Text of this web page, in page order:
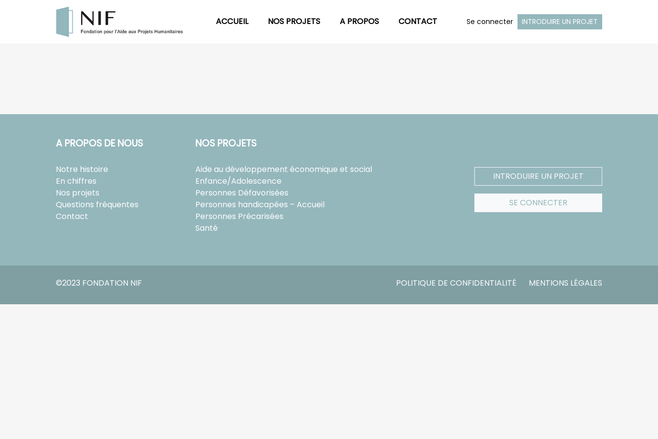
ACCUEIL NOS PROJETS A PROPOS CONTACT Se connecter INTRODUIRE UN PROJET
A PROPOS DE NOUS
Notre histoire
En chiffres
Nos projets
Questions fréquentes
Contact
NOS PROJETS
Aide au développement économique et social
Enfance/Adolescence
Personnes Défavorisées
Personnes handicapées – Accueil
Personnes Précarisées
Santé
INTRODUIRE UN PROJET
SE CONNECTER
©2023 FONDATION NIF POLITIQUE DE CONFIDENTIALITÉ MENTIONS LÉGALES